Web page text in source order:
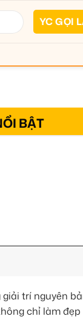
BẬT
trí nguyên
chỉ làm